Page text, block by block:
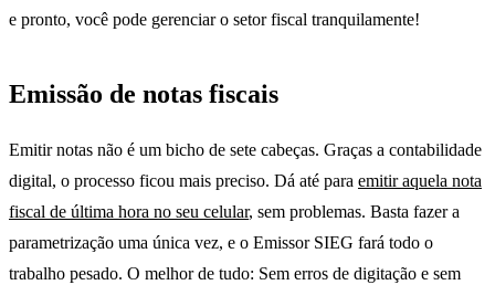
e pronto, você pode gerenciar o setor fiscal tranquilamente!
Emissão de notas fiscais
Emitir notas não é um bicho de sete cabeças. Graças a contabilidade
digital, o processo ficou mais preciso. Dá até para emitir aquela nota
fiscal de última hora no seu celular, sem problemas. Basta fazer a
parametrização uma única vez, e o Emissor SIEG fará todo o
trabalho pesado. O melhor de tudo: Sem erros de digitação e sem